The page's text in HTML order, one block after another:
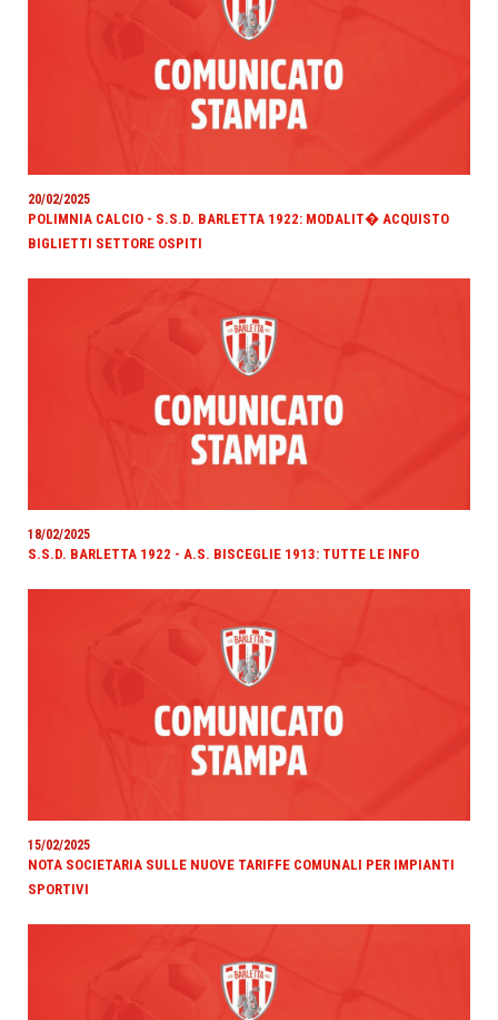
20/02/2025
POLIMNIA CALCIO - S.S.D. BARLETTA 1922: MODALIT� ACQUISTO
BIGLIETTI SETTORE OSPITI
18/02/2025
S.S.D. BARLETTA 1922 - A.S. BISCEGLIE 1913: TUTTE LE INFO
15/02/2025
NOTA SOCIETARIA SULLE NUOVE TARIFFE COMUNALI PER IMPIANTI
SPORTIVI